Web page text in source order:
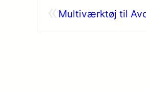
Multiværktøj til